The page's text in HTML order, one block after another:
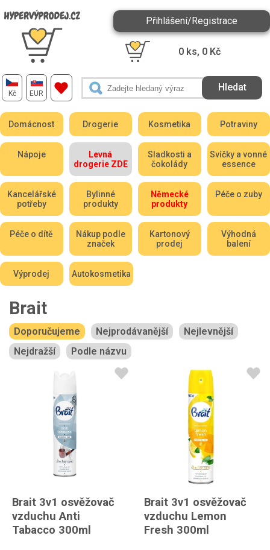
Kč EUR
Přihlášení/Registrace
0 ks, 0 Kč
Domácnost Drogerie Kosmetika Potraviny
Nápoje
Levná
drogerie ZDE
Sladkosti a
čokolády
Svíčky a vonné
essence
Kancelářské
potřeby
Bylinné
produkty
Německé
produkty
Péče o zuby
Péče o dítě
Nákup podle
značek
Kartonový
prodej
Výhodná
balení
Výprodej Autokosmetika
Brait
Doporučujeme Nejprodávanější
Nejlevnější
Nejdražší
Podle názvu
Brait 3v1 osvěžovač
vzduchu Anti
Tabacco 300ml
Brait 3v1 osvěžovač
vzduchu Lemon
Fresh 300ml